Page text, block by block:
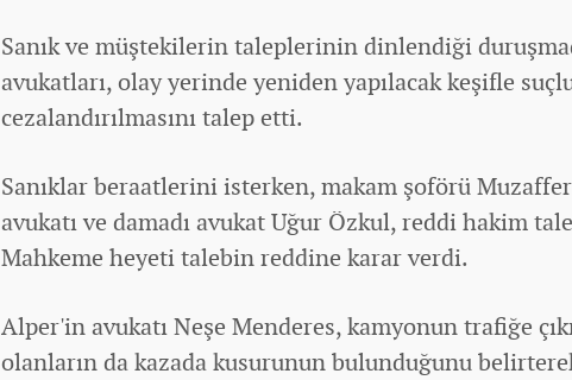
Sanık ve müştekilerin taleplerinin dinlendiği
avukatları, olay yerinde yeniden yapılacak keşifle
cezalandırılmasını talep etti.
Sanıklar beraatlerini isterken, makam şoförü
avukatı ve damadı avukat Uğur Özkul, reddi hakim
Mahkeme heyeti talebin reddine karar verdi.
Alper'in avukatı Neşe Menderes, kamyonun trafiğe
olanların da kazada kusurunun bulunduğunu